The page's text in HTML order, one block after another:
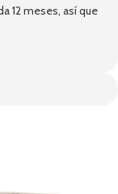
12 meses, así que